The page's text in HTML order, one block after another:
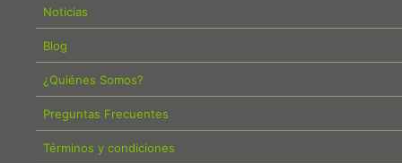
Noticias
Blog
¿Quiénes Somos?
Preguntas Frecuentes
Términos y condiciones